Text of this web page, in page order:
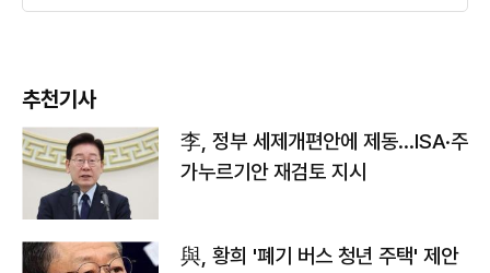
추천기사
李, 정부 세제개편안에 제동…ISA·주
가누르기안 재검토 지시
與, 황희 '폐기 버스 청년 주택' 제안